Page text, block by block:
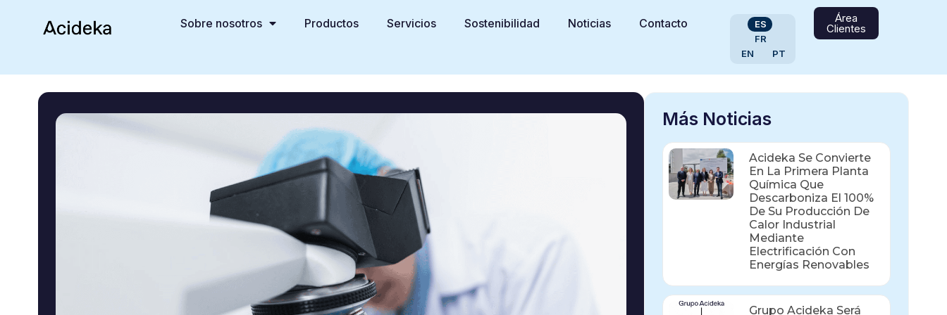
Sobre nosotros Productos Servicios Sostenibilidad Noticias Contacto
ES
FR
EN
PT
Área
Clientes
Más Noticias
Acideka Se Convierte
En La Primera Planta
Química Que
Descarboniza El 100%
De Su Producción De
Calor Industrial
Mediante
Electrificación Con
Energías Renovables
Grupo Acideka Será